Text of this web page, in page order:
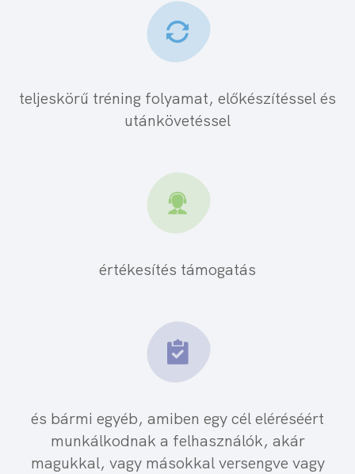
teljeskörű tréning folyamat, előkészítéssel és
utánkövetéssel
értékesítés támogatás
és bármi egyéb, amiben egy cél eléréséért
munkálkodnak a felhasználók, akár
magukkal, vagy másokkal versengve vagy